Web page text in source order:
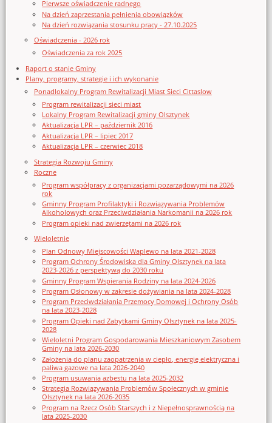
Pierwsze oświadczenie radnego
Na dzień zaprzestania pełnienia obowiązków
Na dzień rozwiązania stosunku pracy - 27.10.2025
Oświadczenia - 2026 rok
Oświadczenia za rok 2025
Raport o stanie Gminy
Plany, programy, strategie i ich wykonanie
Ponadlokalny Program Rewitalizacji Miast Sieci Cittaslow
Program rewitalizacji sieci miast
Lokalny Program Rewitalizacji gminy Olsztynek
Aktualizacja LPR – październik 2016
Aktualizacja LPR – lipiec 2017
Aktualizacja LPR – czerwiec 2018
Strategia Rozwoju Gminy
Roczne
Program współpracy z organizacjami pozarządowymi na 2026
rok
Gminny Program Profilaktyki i Rozwiązywania Problemów
Alkoholowych oraz Przeciwdziałania Narkomanii na 2026 rok
Program opieki nad zwierzętami na 2026 rok
Wieloletnie
Plan Odnowy Miejscowości Waplewo na lata 2021-2028
Program Ochrony Środowiska dla Gminy Olsztynek na lata
2023-2026 z perspektywą do 2030 roku
Gminny Program Wspierania Rodziny na lata 2024-2026
Program Osłonowy w zakresie dożywiania na lata 2024-2028
Program Przeciwdziałania Przemocy Domowej i Ochrony Osób
na lata 2023-2028
Program Opieki nad Zabytkami Gminy Olsztynek na lata 2025-
2028
Wieloletni Program Gospodarowania Mieszkaniowym Zasobem
Gminy na lata 2026-2030
Założenia do planu zaopatrzenia w ciepło, energię elektryczna i
paliwa gazowe na lata 2026-2040
Program usuwania azbestu na lata 2025-2032
Strategia Rozwiązywania Problemów Społecznych w gminie
Olsztynek na lata 2026-2035
Program na Rzecz Osób Starszych i z Niepełnosprawnością na
lata 2025-2030